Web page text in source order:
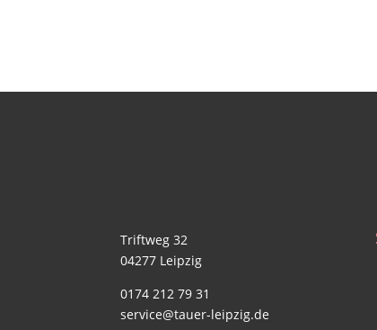
Triftweg 32
04277 Leipzig
0174 212 79 31
service@tauer-leipzig.de